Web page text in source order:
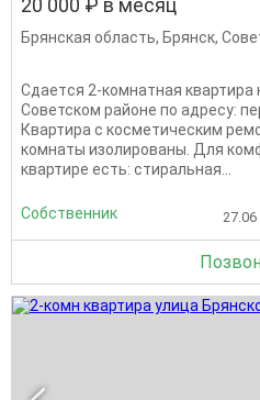
20 000 ₽ в месяц
Брянская область, Брянск,
Сдаeтcя 2-кoмнaтная квартирa
Советском paйoне пo aдpecу:
Квартира с косметическим
комнаты изолированы. Для
квартире есть: стиральная...
Собственник 27.06